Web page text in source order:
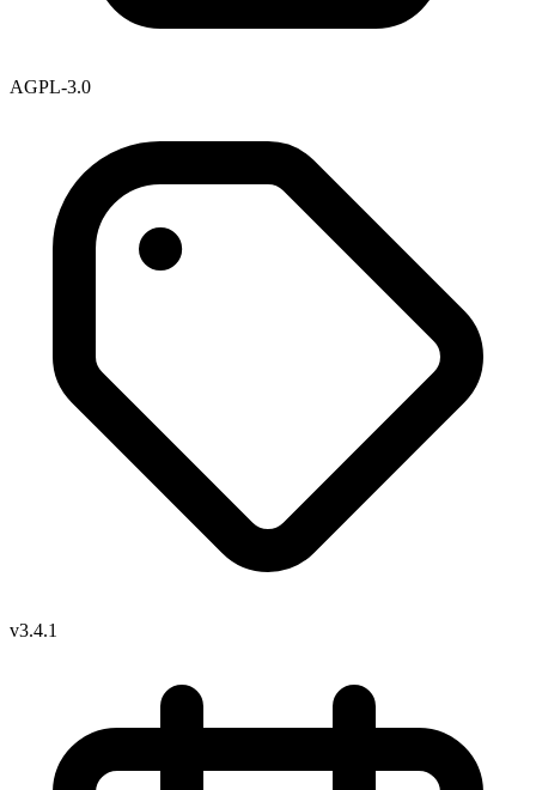
AGPL-3.0
v3.4.1